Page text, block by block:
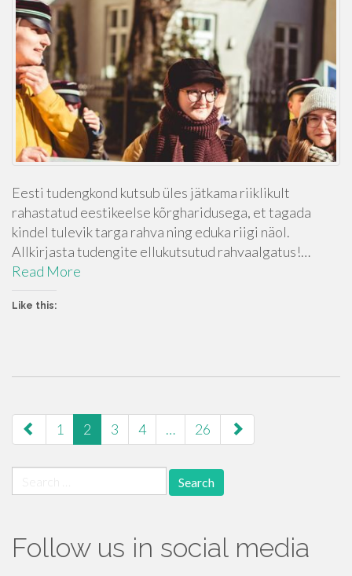
Eesti tudengkond kutsub üles jätkama riiklikult
rahastatud eestikeelse kõrgharidusega, et tagada
kindel tulevik targa rahva ning eduka riigi näol.
Allkirjasta tudengite ellukutsutud rahvaalgatus!…
Read More
Like this:
paging-
navigation
1 2 3 4 … 26
for:
Follow us in social media